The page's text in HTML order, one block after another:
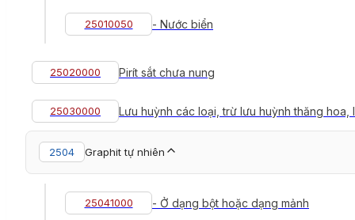
25010050 - Nước biển
25020000 Pirít sắt chưa nung
25030000 Lưu huỳnh các loại, trừ lưu huỳnh thăng
2504 Graphit tự nhiên
25041000 - Ở dạng bột hoặc dạng mảnh